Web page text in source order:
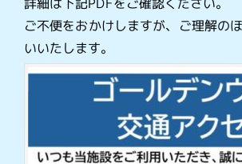
ご不便をおかけしますが、ご理解の
いいたします。